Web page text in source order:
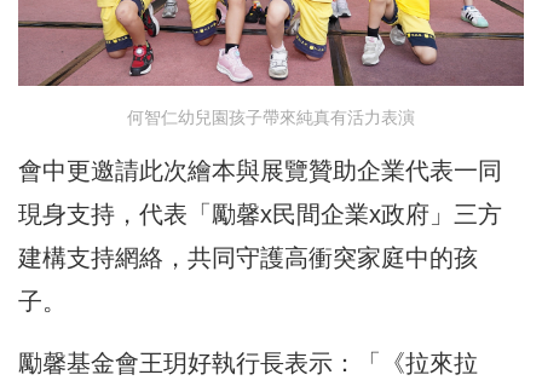
何智仁幼兒園孩子帶來純真有活力表演
會中更邀請此次繪本與展覽贊助企業代表一同
現身支持，代表「勵馨x民間企業x政府」三方
建構支持網絡，共同守護高衝突家庭中的孩
子。
勵馨基金會王玥好執行長表示：「《拉來拉